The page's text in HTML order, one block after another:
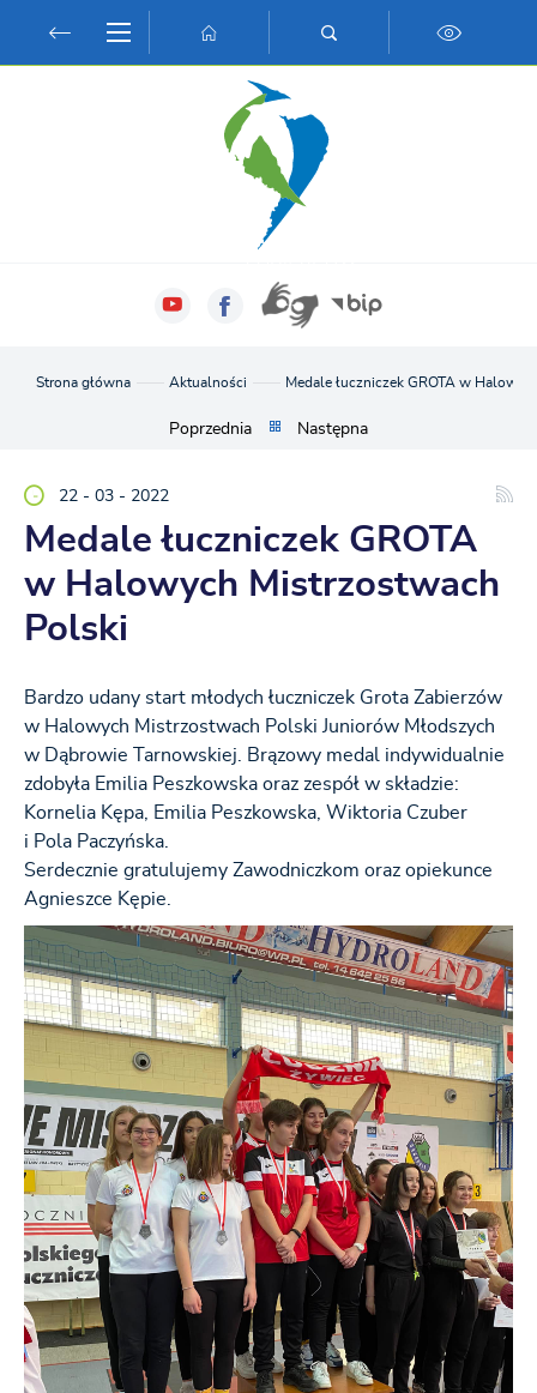
Przejdź do wyszukiwarki.
Przejdź do ustawień wielkości czcionki.
Włącz wersję kontrastową strony.
Strona główna Aktualności Medale łuczniczek GROTA w
Poprzednia Następna
22 - 03 - 2022
Medale łuczniczek GROTA
w Halowych Mistrzostwach
Polski
Bardzo udany start młodych łuczniczek Grota Zabierzów
w Halowych Mistrzostwach Polski Juniorów Młodszych
w Dąbrowie Tarnowskiej. Brązowy medal indywidualnie
zdobyła Emilia Peszkowska oraz zespół w składzie:
Kornelia Kępa, Emilia Peszkowska, Wiktoria Czuber
i Pola Paczyńska.
Serdecznie gratulujemy Zawodniczkom oraz opiekunce
Agnieszce Kępie.